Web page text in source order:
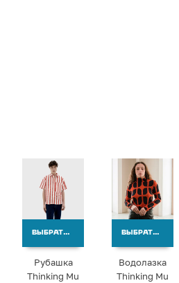
ВЫБРАТЬ ВАРИАНТЫ
Рубашка
Thinking Mu
ВЫБРАТЬ ВАРИАНТЫ
Водолазка
Thinking Mu